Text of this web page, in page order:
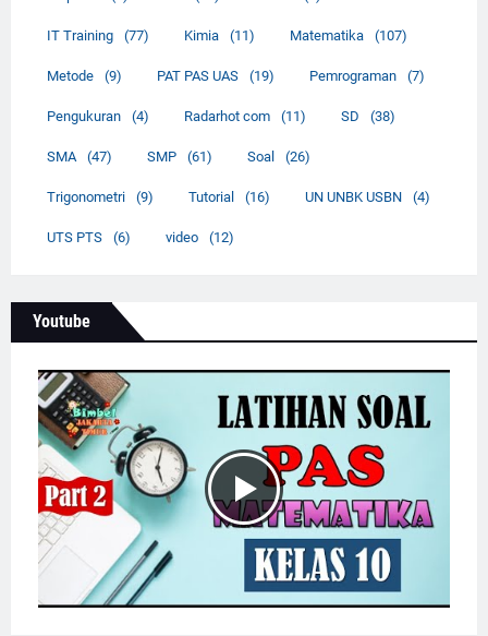
IT Training (77) Kimia (11) Matematika (107)
Metode (9) PAT PAS UAS (19) Pemrograman (7)
Pengukuran (4) Radarhot com (11) SD (38)
SMA (47) SMP (61) Soal (26)
Trigonometri (9) Tutorial (16) UN UNBK USBN (4)
UTS PTS (6) video (12)
Youtube